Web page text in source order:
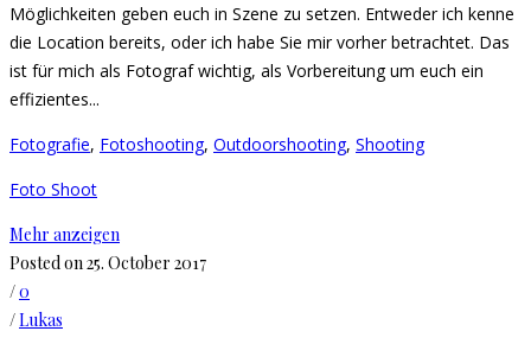
Möglichkeiten geben euch in Szene zu setzen. Entweder ich kenne
die Location bereits, oder ich habe Sie mir vorher betrachtet. Das
ist für mich als Fotograf wichtig, als Vorbereitung um euch ein
effizientes...
Fotografie, Fotoshooting, Outdoorshooting, Shooting
Foto Shoot
Mehr anzeigen
Posted on 25. October 2017
/0
/Lukas